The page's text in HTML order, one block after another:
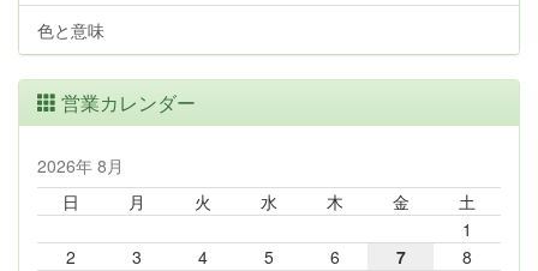
色と意味
営業カレンダー
2026年 8月
日
月 火 水 木 金
土
1
2
3 4 5 6 7
8